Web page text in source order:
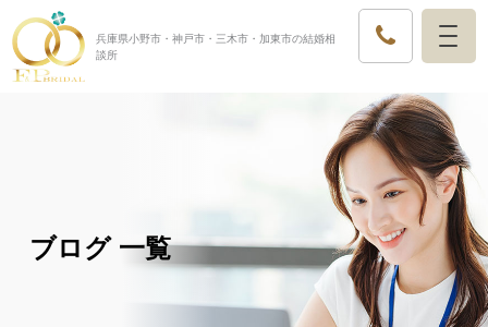
兵庫県小野市・神戸市・三木市・加東市の結婚相
談所
ブログ 一覧